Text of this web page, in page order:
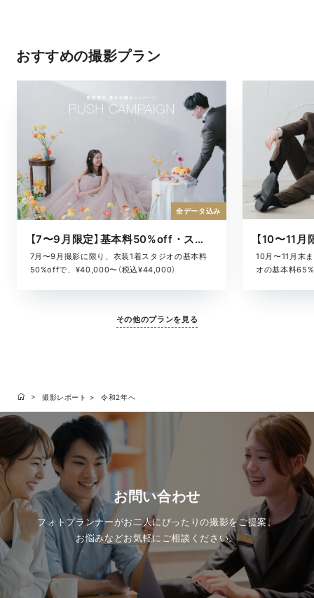
おすすめの撮影プラン
【7〜9月限定】基本料50%off・スタジオキャンペーン
7月〜9月撮影に限り、衣装1着スタジオの基本料
50%offで、¥40,000〜（税込¥44,000）
全データ込み
10月〜11月末
オの基本料
その他のプランを見る
撮影レポート 令和2年へ
お問い合わせ
フォトプランナーがお二人にぴったりの撮影をご提案。
お悩みなどお気軽にご相談ください。